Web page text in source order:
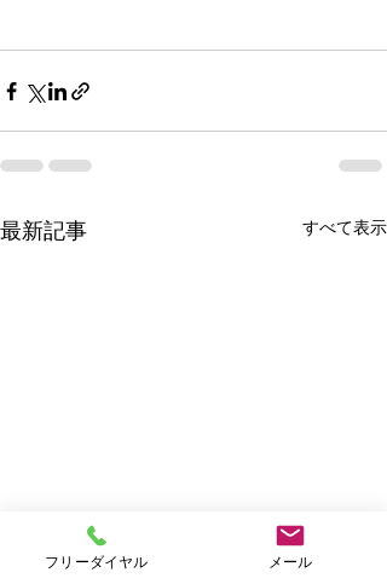
最新記事 すべて表示
フリーダイヤル メール